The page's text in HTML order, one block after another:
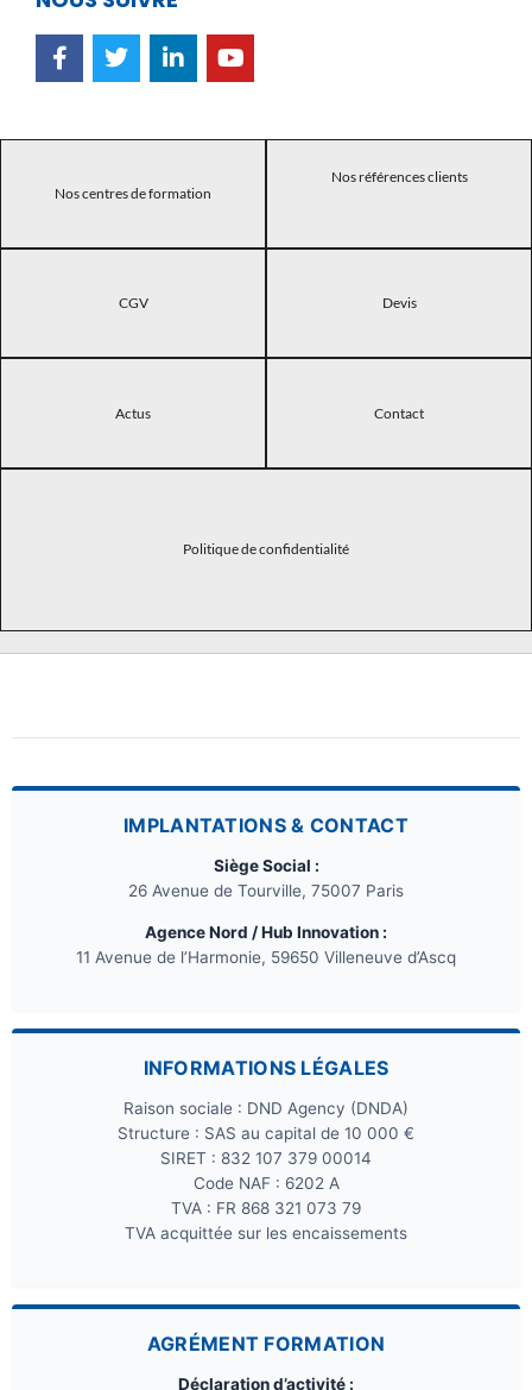
Nos centres de formation
Nos références clients
CGV Devis
Actus Contact
Politique de confidentialité
IMPLANTATIONS & CONTACT
Siège Social :
26 Avenue de Tourville, 75007 Paris
Agence Nord / Hub Innovation :
11 Avenue de l’Harmonie, 59650 Villeneuve d’Ascq
INFORMATIONS LÉGALES
Raison sociale : DND Agency (DNDA)
Structure : SAS au capital de 10 000 €
SIRET : 832 107 379 00014
Code NAF : 6202 A
TVA : FR 868 321 073 79
TVA acquittée sur les encaissements
AGRÉMENT FORMATION
Déclaration d’activité :